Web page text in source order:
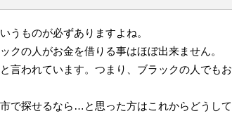
うものが必ずありますよね。
クの人がお金を借りる事はほぼ出来ません。
言われています。つまり、ブラックの人でもお
で探せるなら…と思った方はこれからどうして